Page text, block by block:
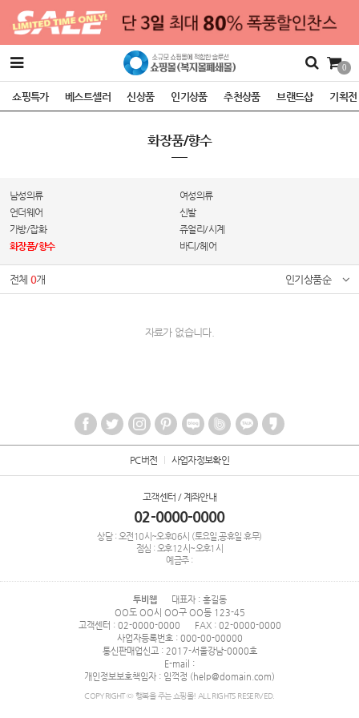
0
쇼핑특가 베스트셀러 신상품 인기상품 추천상품 브랜드샵 기획전
화장품/향수
남성의류
여성의류
언더웨어
신발
가방/잡화
쥬얼리/시계
화장품/향수
바디/헤어
전체0개 인기상품순
자료가 없습니다.
PC버전 사업자정보확인
고객센터 / 계좌안내
02-0000-0000
상담 : 오전10시~오후06시 (토요일,공휴일 휴무)
점심 : 오후12시~오후1시
예금주 :
투비웹
대표자 : 홍길동
OO도 OO시 OO구 OO동 123-45
고객센터 : 02-0000-0000
FAX : 02-0000-0000
사업자등록번호 : 000-00-00000
통신판매업신고 : 2017-서울강남-0000호
E-mail :
개인정보보호책임자 : 임꺽정 (help@domain.com)
COPYRIGHT © 행복을 주는 쇼핑몰! ALL RIGHTS RESERVED.